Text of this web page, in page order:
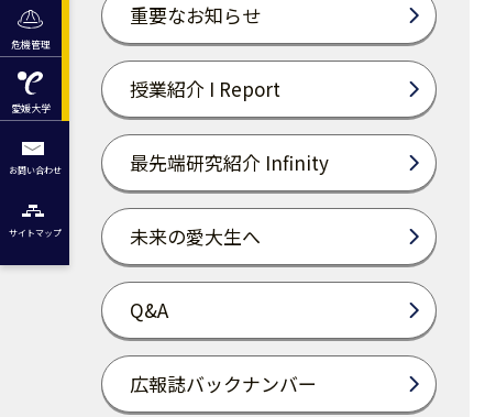
危機管理
愛媛大学
お問い合わせ
サイトマップ
重要なお知らせ
授業紹介 I Report
最先端研究紹介 Infinity
未来の愛大生へ
Q&A
広報誌バックナンバー